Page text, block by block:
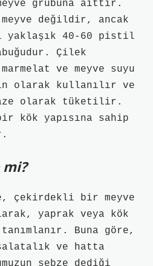
grubuna aittir.
değildir, ancak
yaklaşık 40-60 pistil
Çilek
ve meyve suyu
olarak kullanılır ve
olarak tüketilir.
kök yapısına sahip
çekirdekli bir meyve
yaprak veya kök
Buna göre,
ve hatta
sebze dediği